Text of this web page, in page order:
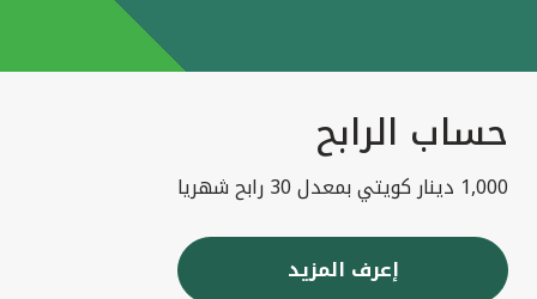
حساب الرابح
1,000 دينار كويتي بمعدل 30 رابح شهريا
إعرف المزيد